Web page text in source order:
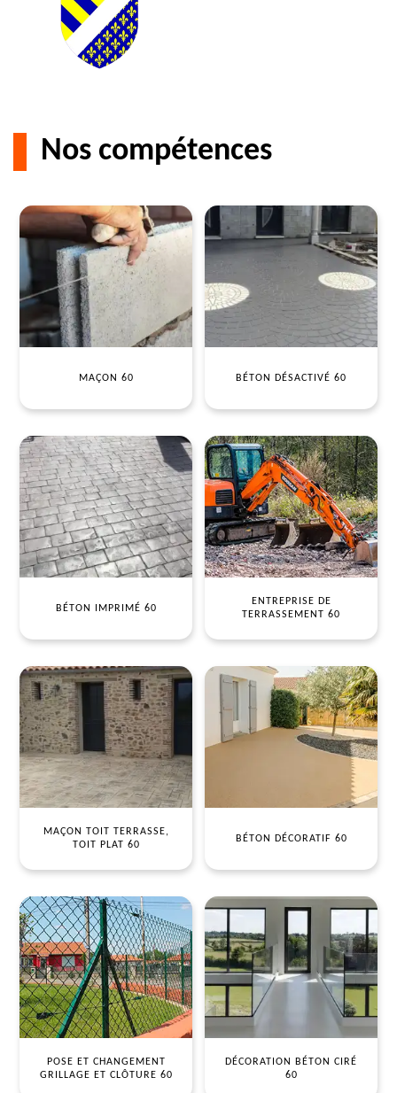
Nos compétences
MAÇON 60 BÉTON DÉSACTIVÉ 60
BÉTON IMPRIMÉ 60
ENTREPRISE DE
TERRASSEMENT 60
MAÇON TOIT TERRASSE,
TOIT PLAT 60
BÉTON DÉCORATIF 60
POSE ET CHANGEMENT
GRILLAGE ET CLÔTURE 60
DÉCORATION BÉTON CIRÉ
60